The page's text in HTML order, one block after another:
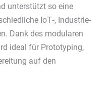
unterstützt so eine
IoT‑, Industrie‑
Dank des modularen
ideal für Prototyping,
auf den